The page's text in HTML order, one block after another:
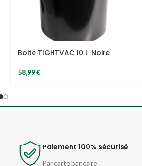
Boite TIGHTVAC 10 L. Noire
58,99€
Paiement 100% sécurisé
Par carte bancaire